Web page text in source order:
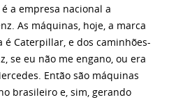
a empresa nacional a
As máquinas, hoje, a marca
é Caterpillar, e dos caminhões-
se eu não me engano, ou era
Então são máquinas
brasileiro e, sim, gerando